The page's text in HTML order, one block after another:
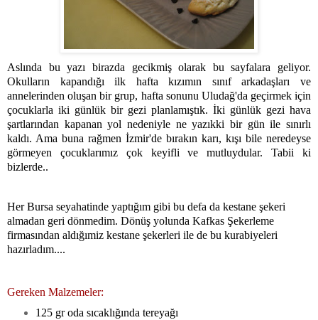
Aslında bu yazı birazda gecikmiş olarak bu sayfalara geliyor.
Okulların kapandığı ilk hafta kızımın sınıf arkadaşları ve
annelerinden oluşan bir grup, hafta sonunu Uludağ'da geçirmek için
çocuklarla iki günlük bir gezi planlamıştık. İki günlük gezi hava
şartlarından kapanan yol nedeniyle ne yazıkki bir gün ile sınırlı
kaldı. Ama buna rağmen İzmir'de bırakın karı, kışı bile neredeyse
görmeyen çocuklarımız çok keyifli ve mutluydular. Tabii ki
bizlerde..
Her Bursa seyahatinde yaptığım gibi bu defa da kestane şekeri
almadan geri dönmedim. Dönüş yolunda Kafkas Şekerleme
firmasından aldığımiz kestane şekerleri ile de bu kurabiyeleri
hazırladım....
Gereken Malzemeler:
125 gr oda sıcaklığında tereyağı